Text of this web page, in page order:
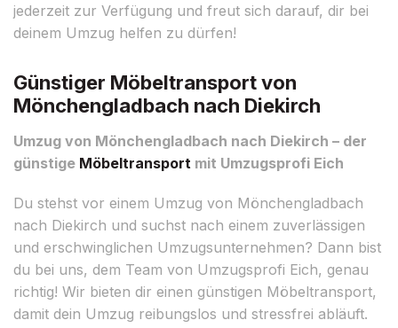
jederzeit zur Verfügung und freut sich darauf, dir bei
deinem Umzug helfen zu dürfen!
Günstiger Möbeltransport von
Mönchengladbach nach Diekirch
Umzug von Mönchengladbach nach Diekirch – der
günstige Möbeltransport mit Umzugsprofi Eich
Du stehst vor einem Umzug von Mönchengladbach
nach Diekirch und suchst nach einem zuverlässigen
und erschwinglichen Umzugsunternehmen? Dann bist
du bei uns, dem Team von Umzugsprofi Eich, genau
richtig! Wir bieten dir einen günstigen Möbeltransport,
damit dein Umzug reibungslos und stressfrei abläuft.